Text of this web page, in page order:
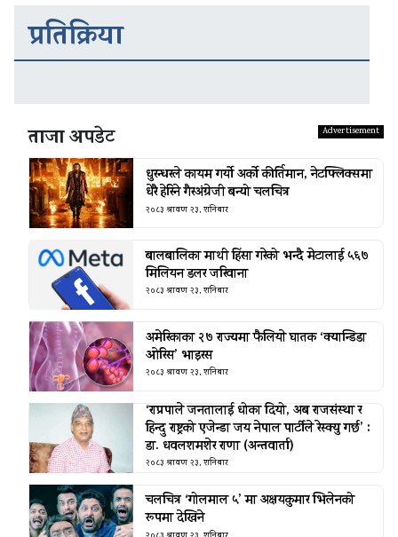
प्रतिक्रिया
ताजा अपडेट
धुरन्धरले कायम गर्यो अर्को कीर्तिमान, नेटफ्लिक्समा
धेरै हेरिने गैरअंग्रेजी बन्यो चलचित्र
२०८३ श्रावण २३, शनिबार
बालबालिका माथी हिंसा गरेको भन्दै मेटालाई ५६७
मिलियन डलर जरिवाना
२०८३ श्रावण २३, शनिबार
अमेरिकाका २७ राज्यमा फैलियाे घातक ‘क्यान्डिडा
ओरिस’ भाइरस
२०८३ श्रावण २३, शनिबार
‘राप्रपाले जनतालाई धोका दियो, अब राजसंस्था र
हिन्दु राष्ट्रको एजेन्डा जय नेपाल पार्टीले रेस्क्यु गर्छ’ :
डा. धवलशमशेर राणा (अन्तवार्ता)
२०८३ श्रावण २३, शनिबार
चलचित्र ‘गोलमाल ५’ मा अक्षयकुमार भिलेनको
रूपमा देखिने